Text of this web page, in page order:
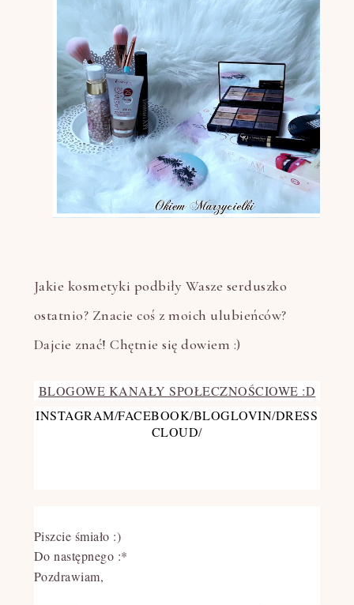
Jakie kosmetyki podbiły Wasze serduszko
ostatnio? Znacie coś z moich ulubieńców?
Dajcie znać! Chętnie się dowiem :)
BLOGOWE KANAŁY SPOŁECZNOŚCIOWE :D
INSTAGRAM/FACEBOOK/BLOGLOVIN/DRESS
CLOUD/
Piszcie śmiało :)
Do następnego :*
Pozdrawiam,